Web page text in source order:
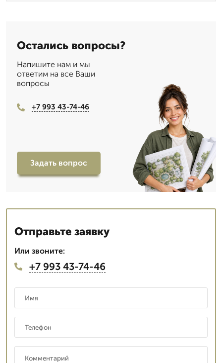
Остались вопросы?
Напишите нам и мы
ответим на все Ваши
вопросы
+7 993 43-74-46
Задать вопрос
Отправьте заявку
Или звоните:
+7 993 43-74-46